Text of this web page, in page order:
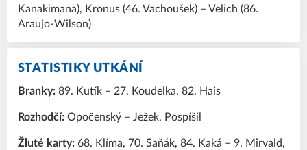
Kanakimana), Kronus (46. Vachoušek) – Velich (86.
Araujo-Wilson)
STATISTIKY UTKÁNÍ
Branky: 89. Kutík – 27. Koudelka, 82. Hais
Rozhodčí: Opočenský – Ježek, Pospíšil
Žluté karty: 68. Klíma, 70. Saňák, 84. Kaká – 9. Mirvald,